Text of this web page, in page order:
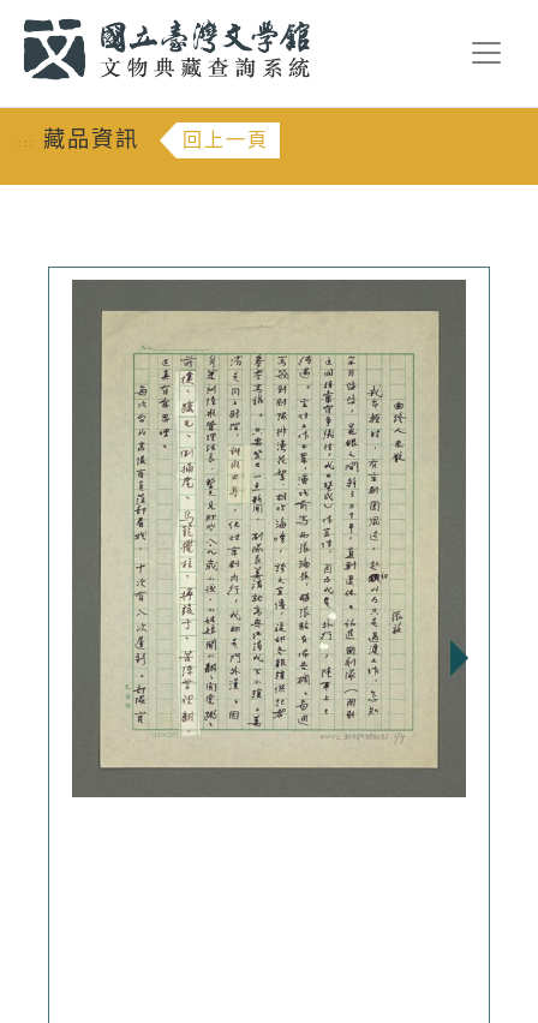
::: 藏品資訊 回上一頁